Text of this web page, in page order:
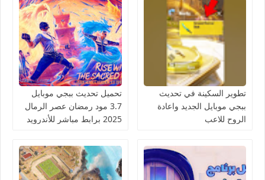
تطوير السكينة في تحديث
ببجي موبايل الجديد واعادة
الروح للاعب
تحميل تحديث ببجي موبايل
3.7 مود رمضان عصر الرمال
2025 برابط مباشر للأندرويد